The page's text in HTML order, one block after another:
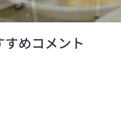
めコメント